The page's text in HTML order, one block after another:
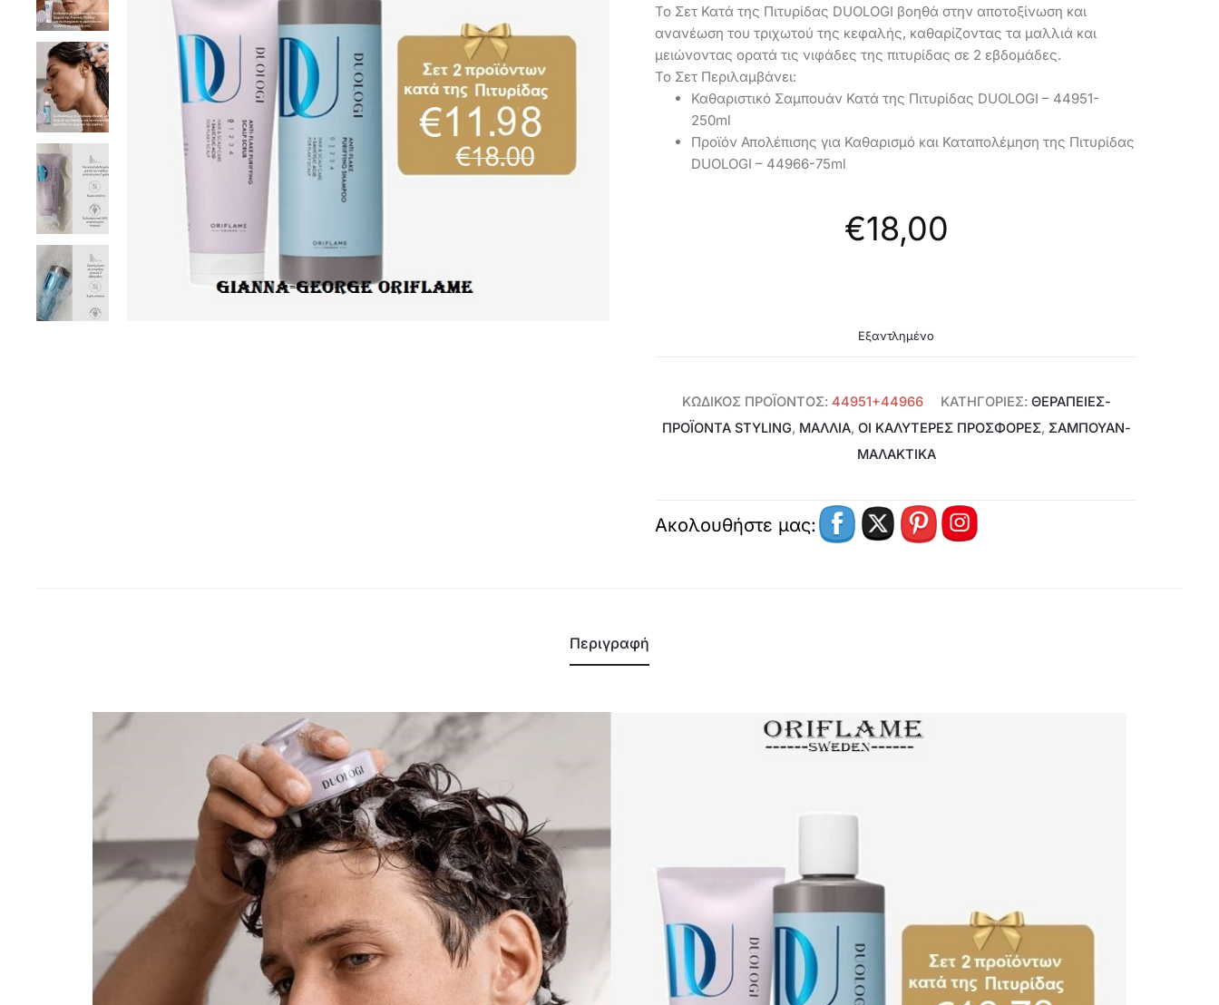
Το Σετ Κατά της Πιτυρίδας DUOLOGI βοηθά στην αποτοξίνωση και
ανανέωση του τριχωτού της κεφαλής, καθαρίζοντας τα μαλλιά και
μειώνοντας ορατά τις νιφάδες της πιτυρίδας σε 2 εβδομάδες.
Το Σετ Περιλαμβάνει:
Καθαριστικό Σαμπουάν Κατά της Πιτυρίδας DUOLOGI – 44951-
250ml
Προϊόν Απολέπισης για Καθαρισμό και Καταπολέμηση της Πιτυρίδας
DUOLOGI – 44966-75ml
€18,00
Εξαντλημένο
ΚΩΔΙΚΌΣ ΠΡΟΪΌΝΤΟΣ: 44951+44966 ΚΑΤΗΓΟΡΊΕΣ: ΘΕΡΑΠΕΊΕΣ-
ΠΡΟΪΌΝΤΑ STYLING, ΜΑΛΛΙΑ, ΟΙ ΚΑΛΥΤΕΡΕΣ ΠΡΟΣΦΟΡΕΣ, ΣΑΜΠΟΥΆΝ-
ΜΑΛΑΚΤΙΚΆ
Ακολουθήστε μας:
Περιγραφή